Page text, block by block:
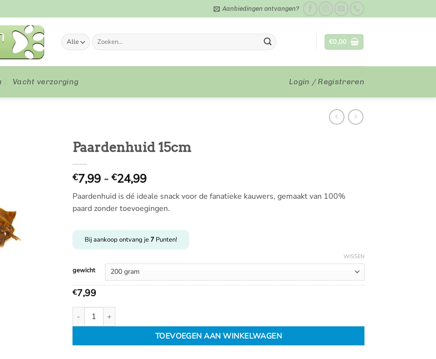
Aanbiedingen ontvangen?
Zoeken
naar:
€0,00
Vacht verzorging Login / Registreren
Paardenhuid 15cm
€7,99 - €24,99Prijsklasse:
€
7,99
tot
24,99
Paardenhuid is dé ideale snack voor de fanatieke kauwers, gemaakt van 100%
paard zonder toevoegingen.
Bij aankoop ontvang je7 Punten!
gewicht
WISSEN
€7,99
Paardenhuid 15cm aantal
TOEVOEGEN AAN WINKELWAGEN